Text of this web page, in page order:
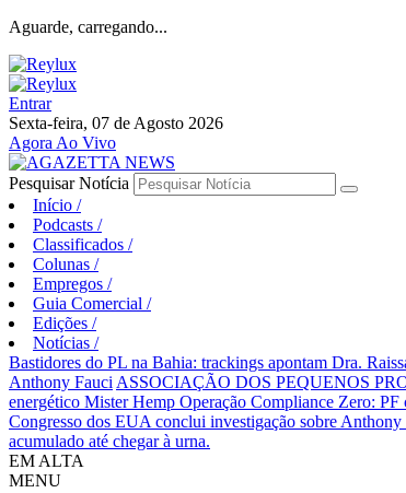
Aguarde, carregando...
Entrar
Sexta-feira, 07 de Agosto 2026
Agora Ao Vivo
Pesquisar Notícia
Início /
Podcasts /
Classificados /
Colunas /
Empregos /
Guia Comercial /
Edições /
Notícias /
Bastidores do PL na Bahia: trackings apontam Dra.
Anthony Fauci ASSOCIAÇÃO DOS PEQUENOS
energético Mister Hemp Operação Compliance Zero:
Congresso dos EUA conclui investigação sobre
acumulado até chegar à urna.
EM ALTA
MENU